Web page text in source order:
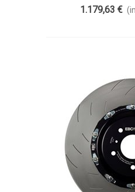
Flotante
1.179,63 €